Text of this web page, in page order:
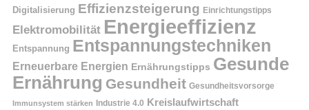
Digitalisierung Effizienzsteigerung Einrichtungstipps
Elektromobilität Energieeffizienz
Entspannung Entspannungstechniken
Erneuerbare Energien Ernährungstipps Gesunde
Ernährung Gesundheit Gesundheitsvorsorge
Immunsystem stärken Industrie 4.0 Kreislaufwirtschaft